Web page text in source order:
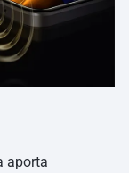
aporta